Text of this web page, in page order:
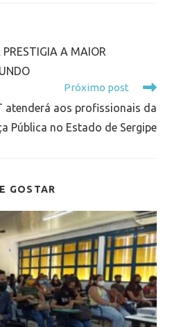
A MAIOR
Próximo post
atenderá aos profissionais da
Pública no Estado de Sergipe
GOSTAR